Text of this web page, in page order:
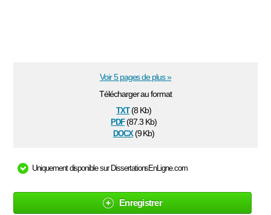
Télécharger au format
txt(8 Kb)
pdf(87.3 Kb)
docx(9 Kb)
Voir 5 pages de plus »
Uniquement disponible sur DissertationsEnLigne.com
Enregistrer